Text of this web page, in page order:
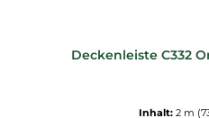
Deckenleiste C332
Inhalt: 2 m